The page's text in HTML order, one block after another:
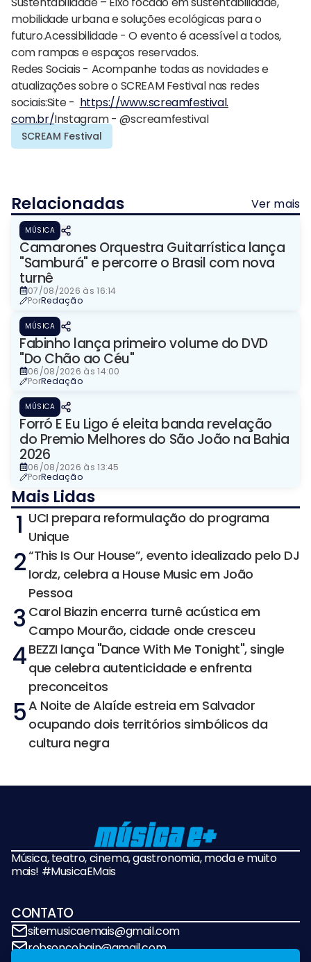
mobilidade urbana e soluções ecológicas para o
futuro.Acessibilidade - O evento é acessível a todos,
com rampas e espaços reservados.
Redes Sociais - Acompanhe todas as novidades e
atualizações sobre o SCREAM Festival nas redes
sociais:Site - https://www.screamfestival.
com.br/Instagram - @screamfestival
SCREAM Festival
Relacionadas Ver mais
MÚSICA
Camarones Orquestra Guitarrística lança
"Samburá" e percorre o Brasil com nova
turnê
07/08/2026 às 16:14
PorRedação
MÚSICA
Fabinho lança primeiro volume do DVD
"Do Chão ao Céu"
06/08/2026 às 14:00
PorRedação
MÚSICA
Forró E Eu Ligo é eleita banda revelação
do Premio Melhores do São João na Bahia
2026
06/08/2026 às 13:45
PorRedação
Mais Lidas
1 UCI prepara reformulação do programa
Unique
2“This Is Our House”, evento idealizado pelo DJ
Iordz, celebra a House Music em João
Pessoa
3 Carol Biazin encerra turnê acústica em
Campo Mourão, cidade onde cresceu
4BEZZI lança "Dance With Me Tonight", single
que celebra autenticidade e enfrenta
preconceitos
5A Noite de Alaíde estreia em Salvador
ocupando dois territórios simbólicos da
cultura negra
Música, teatro, cinema, gastronomia, moda e muito
mais! #MusicaEMais
CONTATO
sitemusicaemais@gmail.com
robsoncobain@gmail.com